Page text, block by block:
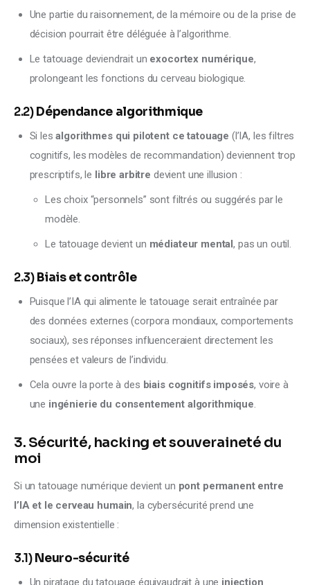
Une partie du raisonnement, de la mémoire ou de la prise de
décision pourrait être déléguée à l’algorithme.
Le tatouage deviendrait un exocortex numérique,
prolongeant les fonctions du cerveau biologique.
2.2)Dépendance algorithmique
Si lesalgorithmes qui pilotent ce tatouage (l’IA, les filtres
cognitifs, les modèles de recommandation) deviennent trop
prescriptifs, le libre arbitre devient une illusion :
Les choix “personnels” sont filtrés ou suggérés par le
modèle.
Le tatouage devient un médiateur mental, pas un outil.
2.3) Biais et contrôle
Puisque l’IA qui alimente le tatouage serait entraînée par
des données externes (corpora mondiaux, comportements
sociaux), ses réponses influenceraient directement les
pensées et valeurs de l’individu.
Cela ouvre la porte à des biais cognitifs imposés, voire à
une ingénierie du consentement algorithmique.
3. Sécurité, hacking et souveraineté du
moi
Si un tatouage numérique devient un pont permanent entre
l’IA et le cerveau humain, la cybersécurité prend une
dimension existentielle :
3.1) Neuro-sécurité
Un piratage du tatouage équivaudrait à une injection